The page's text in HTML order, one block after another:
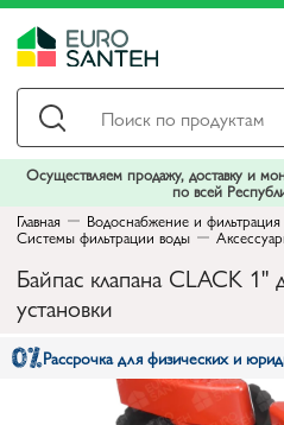
Осуществляем продажу, доставку и
по всей
Главная
Водоснабжение и
Системы фильтрации воды
Байпас клапана CLACK 1"
установки
Рассрочка для физических и